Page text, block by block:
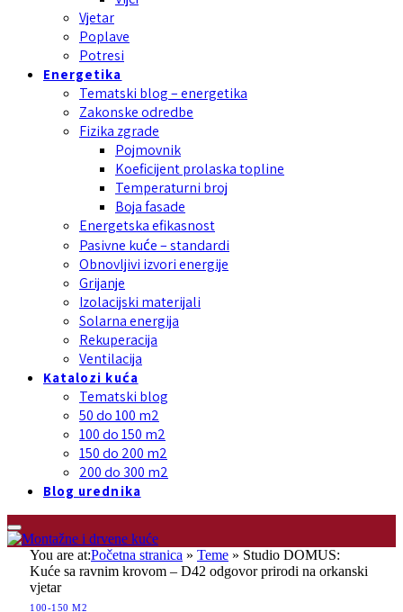
Vjetar
Poplave
Potresi
Energetika
Tematski blog – energetika
Zakonske odredbe
Fizika zgrade
Pojmovnik
Koeficijent prolaska topline
Temperaturni broj
Boja fasade
Energetska efikasnost
Pasivne kuće – standardi
Obnovljivi izvori energije
Grijanje
Izolacijski materijali
Solarna energija
Rekuperacija
Ventilacija
Katalozi kuća
Tematski blog
50 do 100 m2
100 do 150 m2
150 do 200 m2
200 do 300 m2
Blog urednika
You are at:Početna stranica » Teme » Studio DOMUS:
Kuće sa ravnim krovom – D42 odgovor prirodi na orkanski
vjetar
100-150 M2